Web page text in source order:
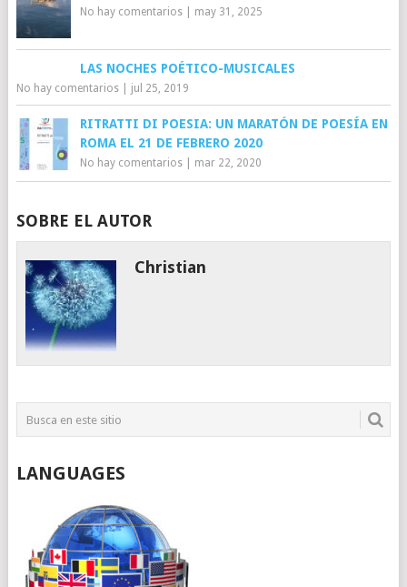
No hay comentarios| may 31, 2025
LAS NOCHES POÉTICO-MUSICALES
No hay comentarios| jul 25, 2019
RITRATTI DI POESIA: UN MARATÓN DE POESÍA EN
ROMA EL 21 DE FEBRERO 2020
No hay comentarios| mar 22, 2020
SOBRE EL AUTOR
Christian
LANGUAGES